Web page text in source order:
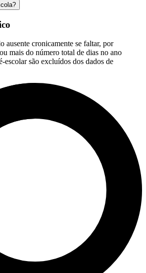
ausente cronicamente se faltar, por
mais do número total de dias no ano
escolar são excluídos dos dados de